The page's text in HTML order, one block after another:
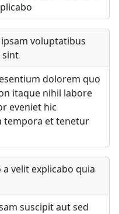
voluptatibus
sint
dolorem quo
itaque nihil labore
eveniet hic
tempora et tenetur
velit explicabo quia
suscipit aut sed